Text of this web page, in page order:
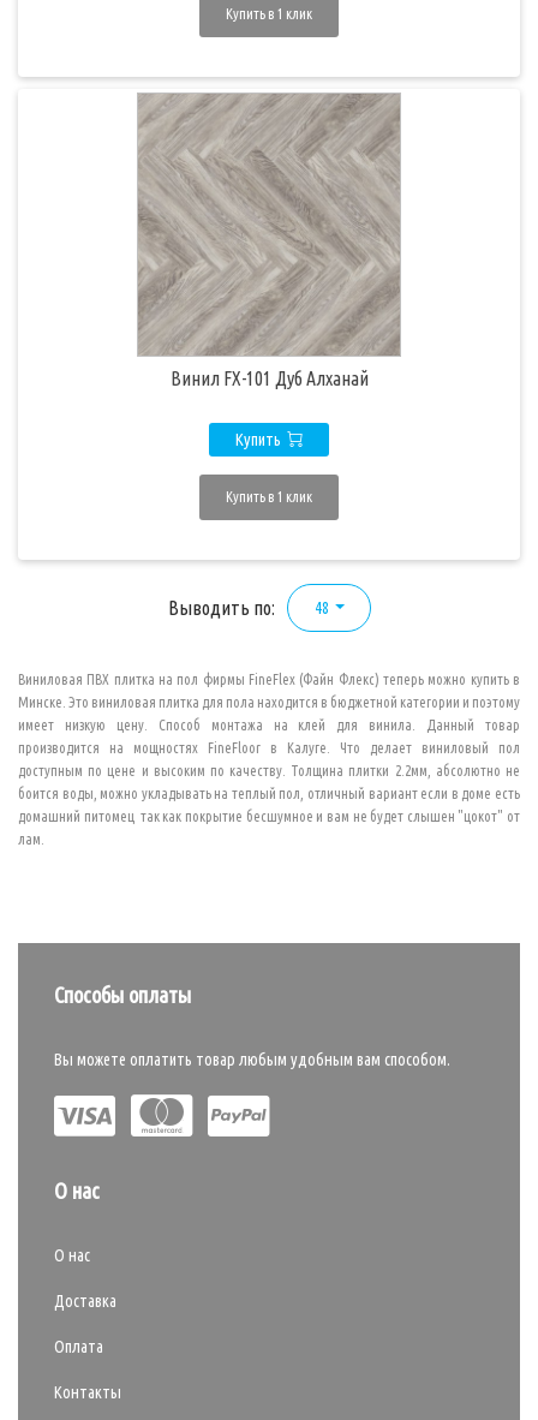
Купить в 1 клик
Винил FX-101 Дуб Алханай
Купить
Купить в 1 клик
Выводить по: 48
Виниловая ПВХ плитка на пол фирмы FineFlex (Файн Флекс) теперь можно купить в
Минске. Это виниловая плитка для пола находится в бюджетной категории и поэтому
имеет низкую цену. Способ монтажа на клей для винила. Данный товар
производится на мощностях FineFloor в Калуге. Что делает виниловый пол
доступным по цене и высоким по качеству. Толщина плитки 2.2мм, абсолютно не
боится воды, можно укладывать на теплый пол, отличный вариант если в доме есть
домашний питомец так как покрытие бесшумное и вам не будет слышен "цокот" от
лам.
Способы оплаты
Вы можете оплатить товар любым удобным вам способом.
О нас
О нас
Доставка
Оплата
Контакты